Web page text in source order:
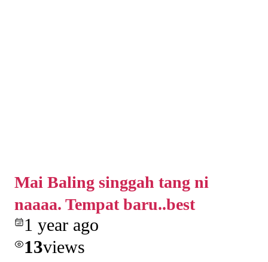
Mai Baling singgah tang ni
naaaa. Tempat baru..best
1 year ago
13views